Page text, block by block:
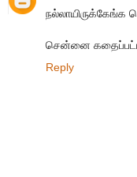
நல்லாயிருக்கேங்க
சென்னை
Reply